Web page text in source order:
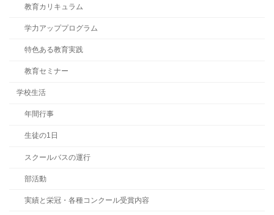
教育カリキュラム
学力アッププログラム
特色ある教育実践
教育セミナー
学校生活
年間行事
生徒の1日
スクールバスの運行
部活動
実績と栄冠・各種コンクール受賞内容